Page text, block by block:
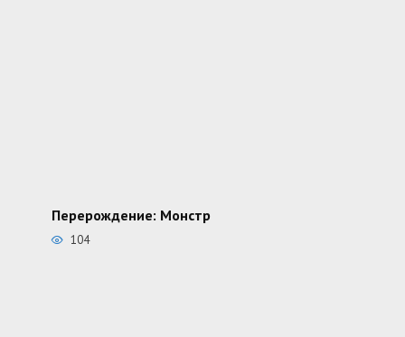
Перерождение: Монстр
104